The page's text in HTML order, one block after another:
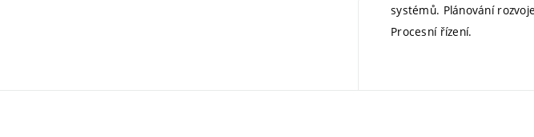
systémů. Plánování
Procesní řízení.